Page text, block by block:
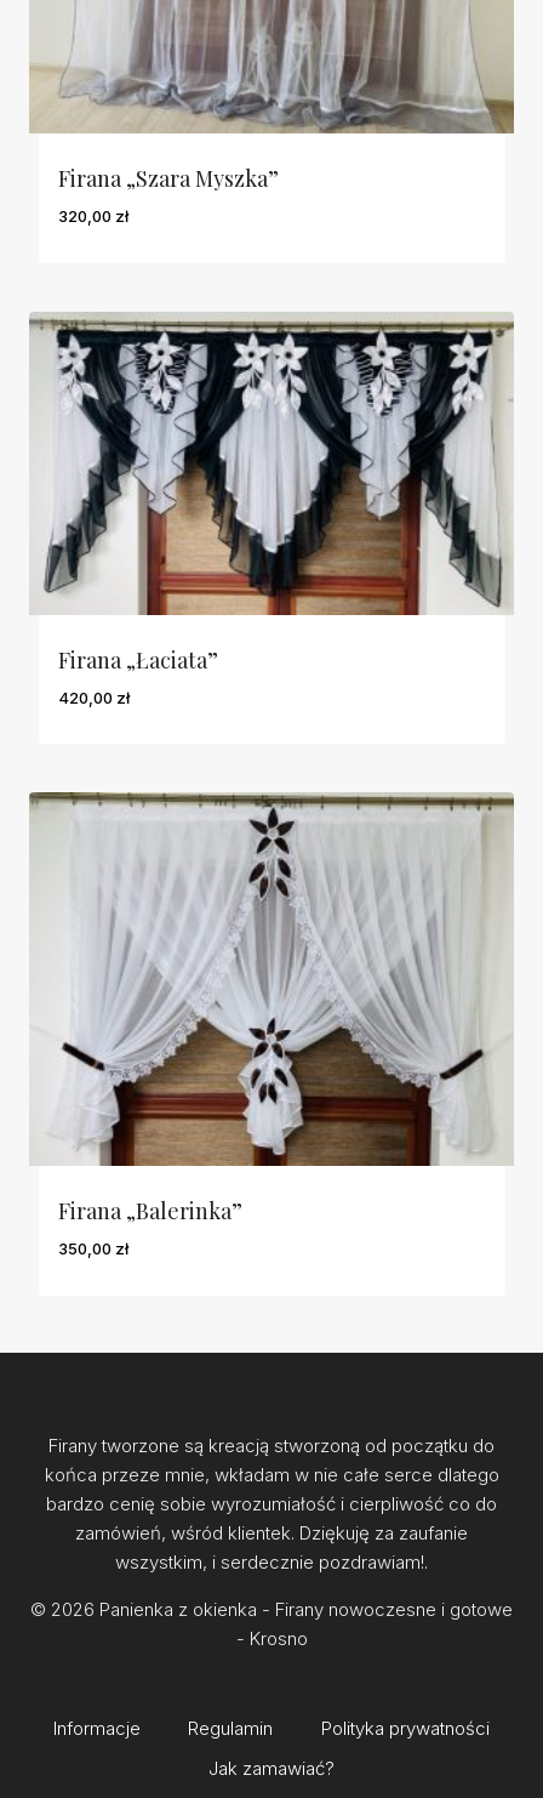
Firana „Szara Myszka”
320,00 zł
Firana „Łaciata”
420,00 zł
Firana „Balerinka”
350,00 zł
Firany tworzone są kreacją stworzoną od początku do
końca przeze mnie, wkładam w nie całe serce dlatego
bardzo cenię sobie wyrozumiałość i cierpliwość co do
zamówień, wśród klientek. Dziękuję za zaufanie
wszystkim, i serdecznie pozdrawiam!.
© 2026 Panienka z okienka - Firany nowoczesne i gotowe
- Krosno
Informacje Regulamin
Polityka prywatności
Jak zamawiać?